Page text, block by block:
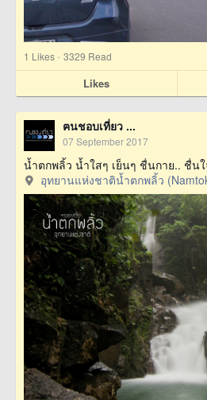
1 Likes · 3329 Read
Likes
ฅนชอบเที่ยว ...
07 September 2017
น้ำตกพลิ้ว น้ำใสๆ เย็นๆ ชื่นกาย.. ชื่นใ
อุทยานแห่งชาติน้ำตกพลิ้ว